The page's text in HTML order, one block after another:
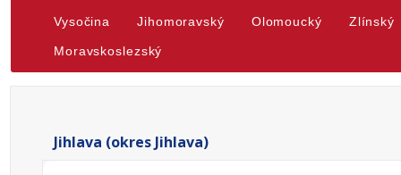
Vysočina Jihomoravský Olomoucký Zlínský
Moravskoslezský
Jihlava (okres Jihlava)